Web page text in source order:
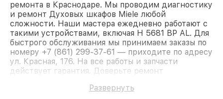
ремонта в Краснодаре. Мы проводим диагностику
и ремонт Духовых шкафов Miele любой
сложности. Наши мастера ежедневно работают с
такими устройствами, включая H 5681 BP AL. Для
быстрого обслуживания мы принимаем заказы по
номеру +7 (861) 299-37-61 — приходите по адресу
ул. Красная, 176. На все работы и запчасти
действует гарантия. Доверьте ремонт
Развернуть